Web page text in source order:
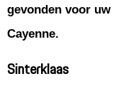
Klantenservice
Meer Porsche
gevonden voor uw
Cayenne.
Sinterklaas